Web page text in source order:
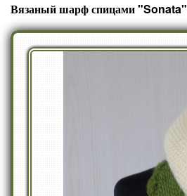
Вязаный шарф спицами "Sonata"